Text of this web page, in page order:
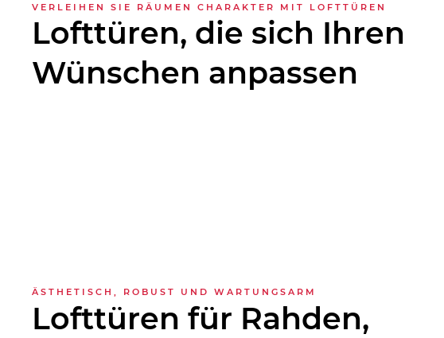
VERLEIHEN SIE RÄUMEN CHARAKTER MIT LOFTTÜREN
Lofttüren, die sich Ihren
Wünschen anpassen
ÄSTHETISCH, ROBUST UND WARTUNGSARM
Lofttüren für Rahden,